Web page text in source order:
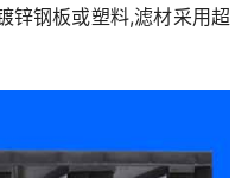
锌钢板或塑料,滤材采用超